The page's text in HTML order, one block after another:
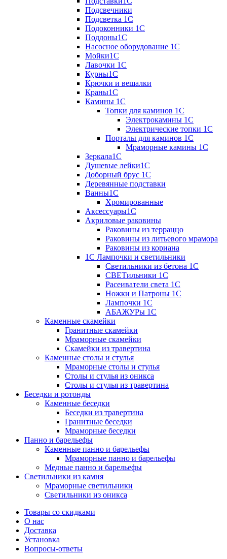
Подсвечники
Подсветка 1С
Подоконники 1С
Поддоны1С
Насосное оборудование 1С
Мойки1С
Лавочки 1С
Курны1С
Крючки и вешалки
Краны1С
Камины 1C
Топки для каминов 1C
Электрокамины 1С
Электрические топки 1C
Порталы для каминов 1С
Мраморные камины 1C
Зеркала1С
Душевые лейки1С
Доборный брус 1С
Деревянные подставки
Ванны1С
Хромированные
Аксессуары1С
Акриловые раковины
Раковины из терраццо
Раковины из литьевого мрамора
Раковины из кориана
1С Лампочки и светильники
Светильники из бетона 1С
СВЕТильники 1С
Расеиватели света 1С
Ножки и Патроны 1С
Лампочки 1С
АБАЖУРы 1С
Каменные скамейки
Гранитные скамейки
Мраморные скамейки
Скамейки из травертина
Каменные столы и стулья
Мраморные столы и стулья
Столы и стулья из оникса
Столы и стулья из травертина
Беседки и ротонды
Каменные беседки
Беседки из травертина
Гранитные беседки
Мраморные беседки
Панно и барельефы
Каменные панно и барельефы
Мраморные панно и барельефы
Медные панно и барельефы
Светильники из камня
Мраморные светильники
Светильники из оникса
Товары со скидками
О нас
Доставка
Установка
Вопросы-ответы